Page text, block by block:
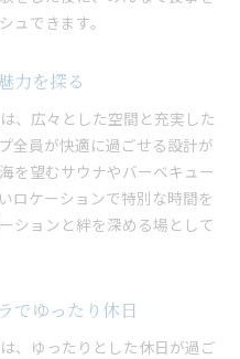
ュできます。
力を探る
、広々とした空間と充実した
全員が快適に過ごせる設計が
を望むサウナやバーベキュー
ロケーションで特別な時間を
ションと絆を深める場として
でゆったり休日
、ゆったりとした休日が過ご